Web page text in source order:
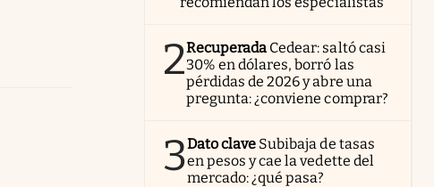
2Recuperada Cedear: saltó casi
30% en dólares, borró las
pérdidas de 2026 y abre una
pregunta: ¿conviene comprar?
3Dato clave Subibaja de tasas
en pesos y cae la vedette del
mercado: ¿qué pasa?